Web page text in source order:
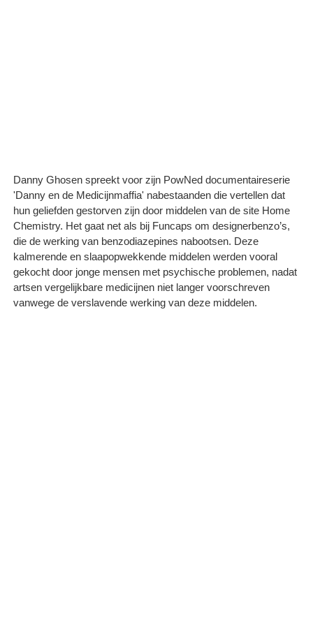
Danny Ghosen spreekt voor zijn PowNed documentaireserie
'Danny en de Medicijnmaffia' nabestaanden die vertellen dat
hun geliefden gestorven zijn door middelen van de site Home
Chemistry. Het gaat net als bij Funcaps om designerbenzo’s,
die de werking van benzodiazepines nabootsen. Deze
kalmerende en slaapopwekkende middelen werden vooral
gekocht door jonge mensen met psychische problemen, nadat
artsen vergelijkbare medicijnen niet langer voorschreven
vanwege de verslavende werking van deze middelen.